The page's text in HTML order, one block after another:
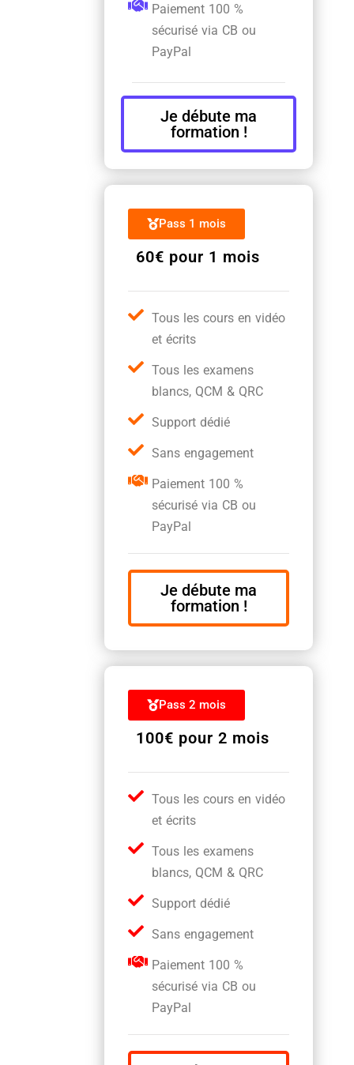
Paiement 100 %
sécurisé via CB ou
PayPal
Je débute ma
formation !
Pass 1 mois
60€ pour 1 mois
Tous les cours en vidéo
et écrits
Tous les examens
blancs, QCM & QRC
Support dédié
Sans engagement
Paiement 100 %
sécurisé via CB ou
PayPal
Je débute ma
formation !
Pass 2 mois
100€ pour 2 mois
Tous les cours en vidéo
et écrits
Tous les examens
blancs, QCM & QRC
Support dédié
Sans engagement
Paiement 100 %
sécurisé via CB ou
PayPal